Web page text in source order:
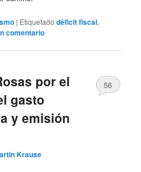
| Etiquetado déficit fiscal,
comentario
por el
gasto
y emisión
Krause
56